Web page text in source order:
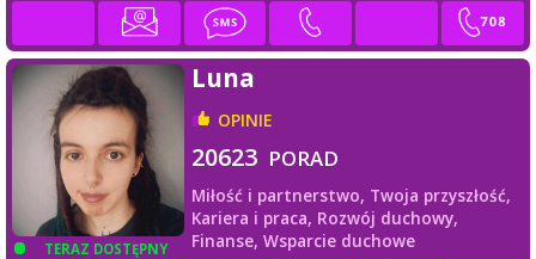
TERAZ DOSTĘPNY
Luna
OPINIE
20623 PORAD
Miłość i partnerstwo, Twoja przyszłość,
Kariera i praca, Rozwój duchowy,
Finanse, Wsparcie duchowe